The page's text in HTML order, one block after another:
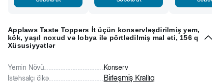
Applaws Taste Toppers İt üçün konservləşdirilmiş yem,
kök, yaşıl noxud və lobya ilə pörtlədilmiş mal əti, 156 q
Xüsusiyyətlər
Yemin Növü
Konserv
İstehsalçı ölkə
Birləşmiş Krallıq